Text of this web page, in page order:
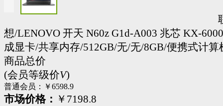
想/LENOVO 开天 N60z G1d-A003 兆芯 KX-
成显卡/共享内存/512GB/无/无/8GB/便携式计算
商品总价
(会员等级价V)
普通会员： ￥6598.9
市场价格： ￥7198.8